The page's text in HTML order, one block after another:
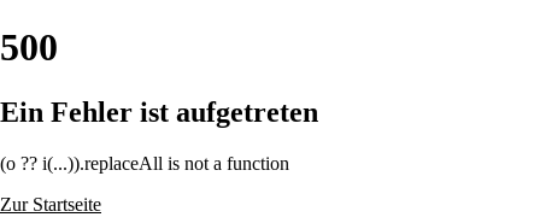
500
Ein Fehler ist aufgetreten
(o ?? i(...)).replaceAll is not a function
Zur Startseite